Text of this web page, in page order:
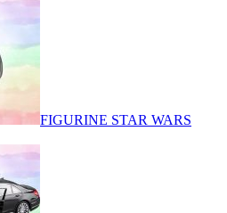
FIGURINE STAR WARS